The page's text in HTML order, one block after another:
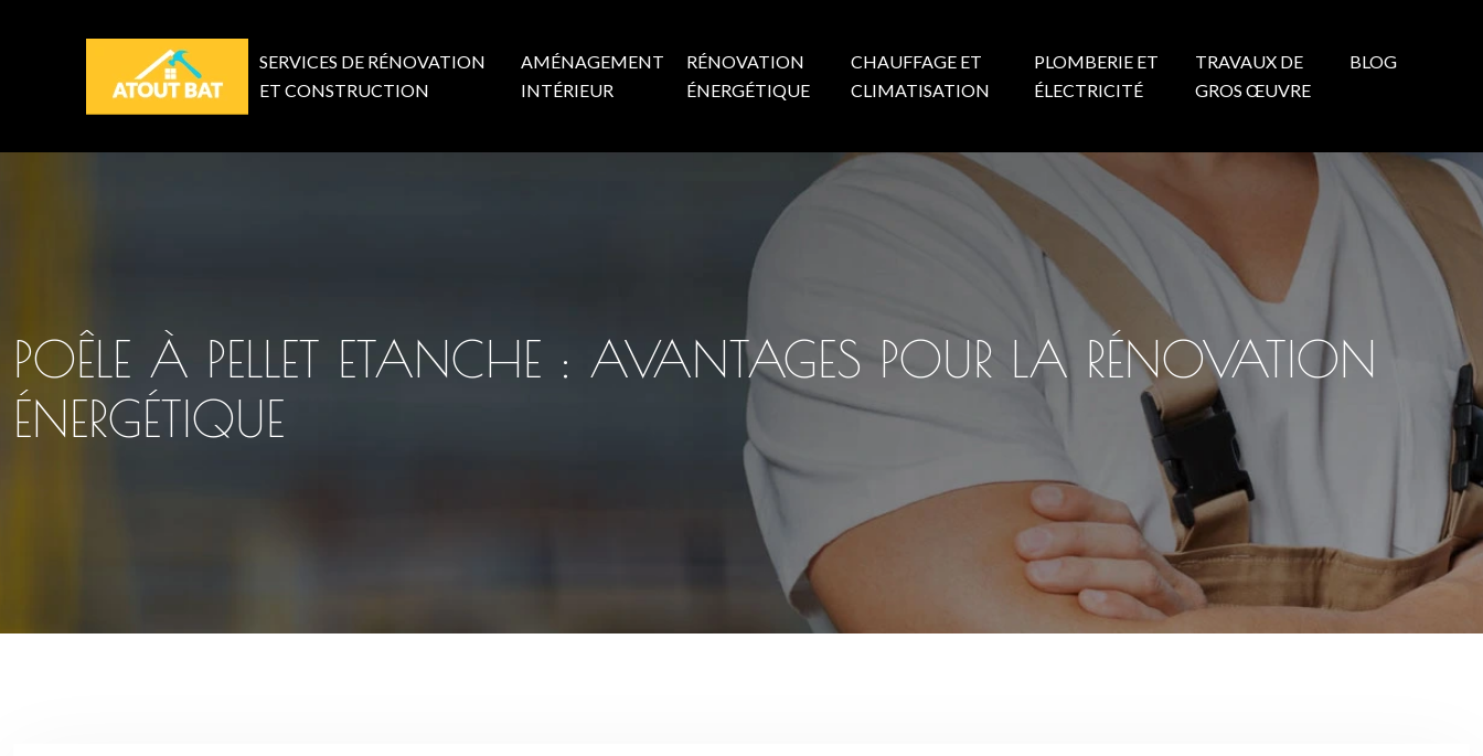
SERVICES DE RÉNOVATION
ET CONSTRUCTION
AMÉNAGEMENT
INTÉRIEUR
RÉNOVATION
ÉNERGÉTIQUE
CHAUFFAGE ET
CLIMATISATION
PLOMBERIE ET
ÉLECTRICITÉ
TRAVAUX DE
GROS ŒUVRE
BLOG
POÊLE À PELLET ETANCHE : AVANTAGES POUR LA RÉNOVATION
ÉNERGÉTIQUE